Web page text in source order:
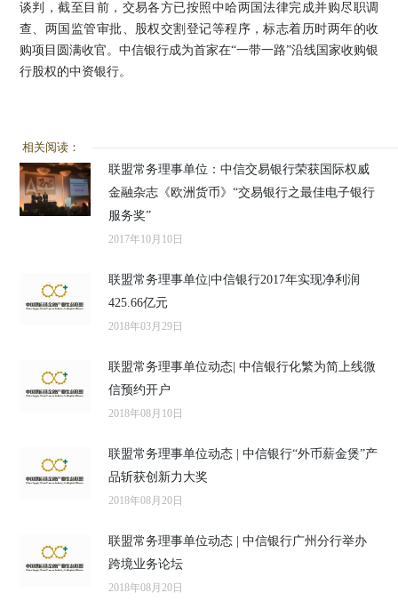
谈判，截至目前，交易各方已按照中哈两国法律完成并购尽职调
查、两国监管审批、股权交割登记等程序，标志着历时两年的收
购项目圆满收官。中信银行成为首家在“一带一路”沿线国家收购银
行股权的中资银行。
相关阅读：
联盟常务理事单位：中信交易银行荣获国际权威
金融杂志《欧洲货币》“交易银行之最佳电子银行
服务奖”
2017年10月10日
联盟常务理事单位|中信银行2017年实现净利润
425.66亿元
2018年03月29日
联盟常务理事单位动态| 中信银行化繁为简上线微
信预约开户
2018年08月10日
联盟常务理事单位动态 | 中信银行“外币薪金煲”产
品斩获创新力大奖
2018年08月20日
联盟常务理事单位动态 | 中信银行广州分行举办
跨境业务论坛
2018年08月20日